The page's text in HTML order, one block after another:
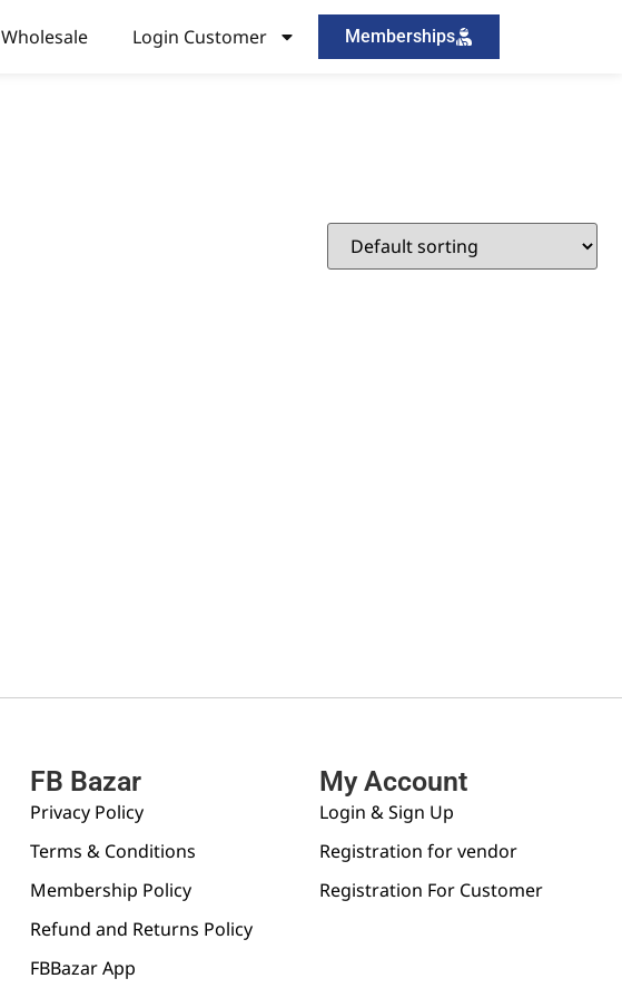
Wholesale Login Customer Memberships
FB Bazar
Privacy Policy
Terms & Conditions
Membership Policy
Refund and Returns Policy
FBBazar App
My Account
Login & Sign Up
Registration for vendor
Registration For Customer